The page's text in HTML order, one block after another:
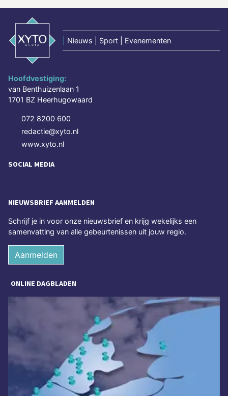
Nieuws | Sport | Evenementen
Hoofdvestiging:
van Benthuizenlaan 1
1701 BZ Heerhugowaard
072 8200 600
redactie@xyto.nl
www.xyto.nl
SOCIAL MEDIA
NIEUWSBRIEF AANMELDEN
Schrijf je in voor onze nieuwsbrief en krijg wekelijks een
samenvatting van alle gebeurtenissen uit jouw regio.
Aanmelden
ONLINE DAGBLADEN